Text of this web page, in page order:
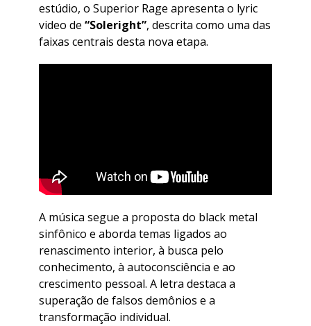
estúdio, o Superior Rage apresenta o lyric
video de “Soleright”, descrita como uma das
faixas centrais desta nova etapa.
A música segue a proposta do black metal
sinfônico e aborda temas ligados ao
renascimento interior, à busca pelo
conhecimento, à autoconsciência e ao
crescimento pessoal. A letra destaca a
superação de falsos demônios e a
transformação individual.